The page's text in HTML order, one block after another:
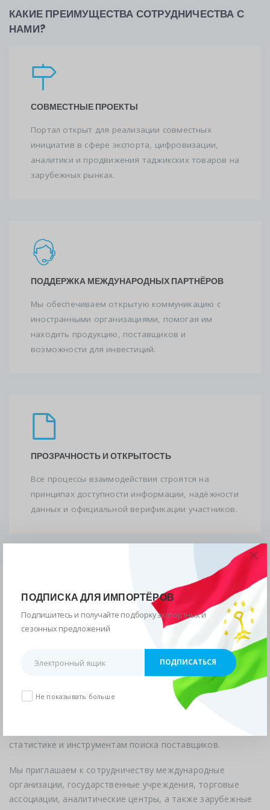
ПОДПИСКА ДЛЯ ИМПОРТЁРОВ
Подпишитесь и получайте подборку экспортных и
сезонных предложений
Не показывать больше
КАКИЕ ПРЕИМУЩЕСТВА СОТРУДНИЧЕСТВА С
НАМИ?
СОВМЕСТНЫЕ ПРОЕКТЫ
Портал открыт для реализации совместных
инициатив в сфере экспорта, цифровизации,
аналитики и продвижения таджикских товаров на
зарубежных рынках.
ПОДДЕРЖКА МЕЖДУНАРОДНЫХ ПАРТНЁРОВ
Мы обеспечиваем открытую коммуникацию с
иностранными организациями, помогая им
находить продукцию, поставщиков и
возможности для инвестиций.
ПРОЗРАЧНОСТЬ И ОТКРЫТОСТЬ
Все процессы взаимодействия строятся на
принципах доступности информации, надёжности
данных и официальной верификации участников.
Партнёрство с Порталом экспорта Республики
Таджикистан — это возможность для организаций и
компаний расширить своё присутствие в Центральной
Азии, получить доступ к проверенным производителям и
участвовать в развитии международной торговли.
Мы стремимся к созданию устойчивых деловых связей,
основанных на доверии, взаимной поддержке и уважении
к интересам партнёров. Взаимодействие с нами
статистике и инструментам поиска поставщиков.
Мы приглашаем к сотрудничеству международные
организации, государственные учреждения, торговые
ассоциации, аналитические центры, а также зарубежные